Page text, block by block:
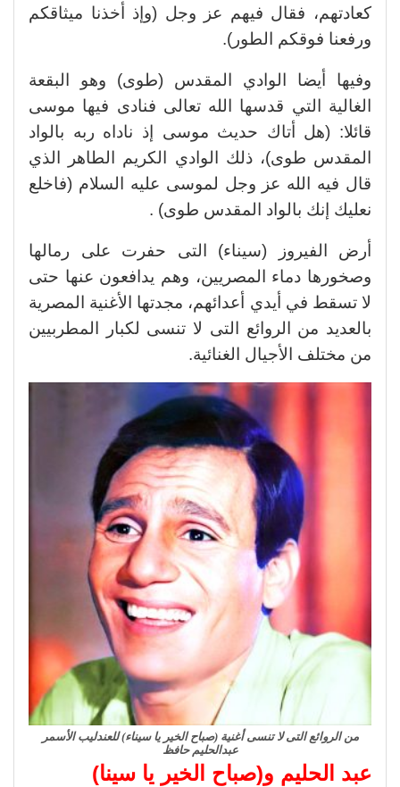
كعادتهم، فقال فيهم عز وجل (وإذ أخذنا ميثاقكم
ورفعنا فوقكم الطور).
وفيها أيضا الوادي المقدس (طوى) وهو البقعة
الغالية التي قدسها الله تعالى فنادى فيها موسى
قائلا: (هل أتاك حديث موسى إذ ناداه ربه بالواد
المقدس طوى)، ذلك الوادي الكريم الطاهر الذي
قال فيه الله عز وجل لموسى عليه السلام (فاخلع
نعليك إنك بالواد المقدس طوى) .
أرض الفيروز (سيناء) التى حفرت على رمالها
وصخورها دماء المصريين، وهم يدافعون عنها حتى
لا تسقط في أيدي أعدائهم، مجدتها الأغنية المصرية
بالعديد من الروائع التى لا تنسى لكبار المطربيين
من مختلف الأجيال الغنائية.
من الروائع التى لا تنسى أغنية (صباح الخير يا سيناء) للعندليب الأسمر
عبدالحليم حافظ
عبد الحليم و(صباح الخير يا سينا)